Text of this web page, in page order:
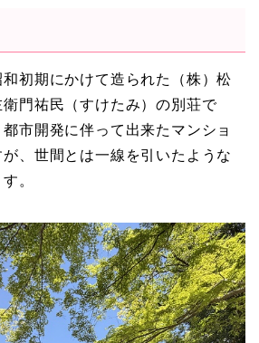
初期にかけて造られた（株）松
門祐民（すけたみ）の別荘で
市開発に伴って出来たマンショ
、世間とは一線を引いたような
。